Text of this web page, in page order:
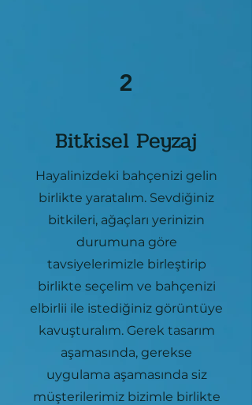
2
Bitkisel Peyzaj
Hayalinizdeki bahçenizi gelin
birlikte yaratalım. Sevdiğiniz
bitkileri, ağaçları yerinizin
durumuna göre
tavsiyelerimizle birleştirip
birlikte seçelim ve bahçenizi
elbirlii ile istediğiniz görüntüye
kavuşturalım. Gerek tasarım
aşamasında, gerekse
uygulama aşamasında siz
müşterilerimiz bizimle birlikte